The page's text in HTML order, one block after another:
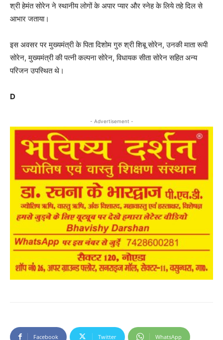
श्री हेमंत सोरेन ने स्थानीय लोगों के अपार प्यार और स्नेह के लिये तहे दिल से
आभार जताया।
इस अवसर पर मुख्यमंत्री के पिता दिशोम गुरु श्री शिबू सोरेन, उनकी माता रूपी
सोरेन, मुख्यमंत्री की पत्नी कल्पना सोरेन, विधायक सीता सोरेन सहित अन्य
परिजन उपस्थित थे।
D
- Advertisement -
Facebook Twitter WhatsApp